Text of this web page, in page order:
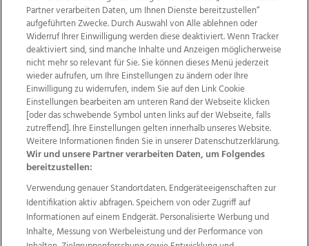
Wir über uns Mediadaten Kontakt
Jobs
Datenschutz
Impressum
AGB Anzeigekunden
AGB Website
Ehrenkodex Politische Werbung
Weitere Angebote des Medienhauses Wimmer
TV1 di-mog-i.at OÖNow
Ischler Woche
Life Radio
OÖNachrichten
OÖN Immobilien
Partner verarbeiten Daten, um Ihnen Dienste bereitzustellen“
aufgeführten Zwecke. Durch Auswahl von Alle ablehnen oder
Widerruf Ihrer Einwilligung werden diese deaktiviert. Wenn Tracker
deaktiviert sind, sind manche Inhalte und Anzeigen möglicherweise
nicht mehr so relevant für Sie. Sie können dieses Menü jederzeit
wieder aufrufen, um Ihre Einstellungen zu ändern oder Ihre
Einwilligung zu widerrufen, indem Sie auf den Link Cookie
Einstellungen bearbeiten am unteren Rand der Webseite klicken
[oder das schwebende Symbol unten links auf der Webseite, falls
zutreffend]. Ihre Einstellungen gelten innerhalb unseres Website.
Weitere Informationen finden Sie in unserer Datenschutzerklärung.
Wir und unsere Partner verarbeiten Daten, um Folgendes
bereitzustellen:
Verwendung genauer Standortdaten. Endgeräteeigenschaften zur
Identifikation aktiv abfragen. Speichern von oder Zugriff auf
Informationen auf einem Endgerät. Personalisierte Werbung und
Inhalte, Messung von Werbeleistung und der Performance von